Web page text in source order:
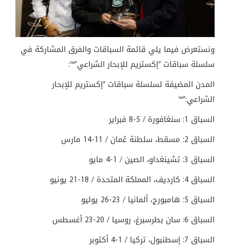
ونستعرض فيما يلي قائمة السباقات والفرق المشاركة في
سلسلة سباقات “إكستريم للإبحار الشراعي™”
:
المدن المضيفة لسلسلة سباقات “إكستريم للإبحار
الشراعي™”:
السباق 1: سنغافورة / 5-8 فبراير
السباق 2: مسقط، سلطنة عُمان / 11-14 مارس
السباق 3: تشينغداو، الصين / 1-4 مايو
السباق 4: كارديف، المملكة المتحدة / 18-21 يونيو
السباق 5: هامبورج، ألمانيا / 23-26 يوليو
السباق 6: سان بطرسبرغ، روسيا / 20-23 أغسطس
السباق 7: إسطنبول، تركيا / 1-4 أكتوبر